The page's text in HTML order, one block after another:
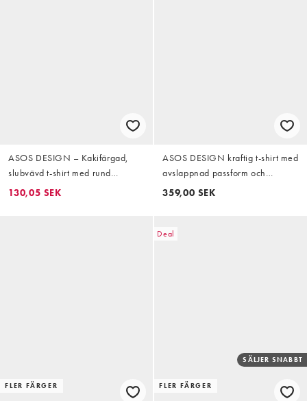
ASOS DESIGN – Kakifärgad,
slubvävd t-shirt med rund
halsringning och långa ärmar
130,05 SEK
ASOS DESIGN kraftig t-shirt med
avslappnad passform och
ärmgrafik i grönt
359,00 SEK
FLER FÄRGER
Deal
FLER FÄRGER
SÄLJER SNABBT